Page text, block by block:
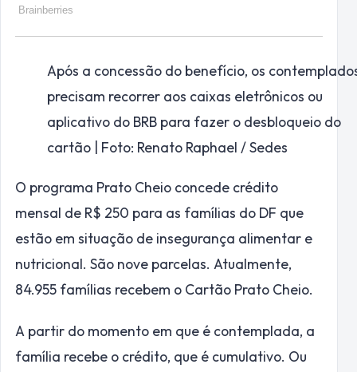
Após a concessão do benefício, os
precisam recorrer aos caixas eletrônicos ou
aplicativo do BRB para fazer o desbloqueio do
cartão | Foto: Renato Raphael / Sedes
O programa Prato Cheio concede crédito
mensal de R$ 250 para as famílias do DF que
estão em situação de insegurança alimentar e
nutricional. São nove parcelas. Atualmente,
84.955 famílias recebem o Cartão Prato Cheio.
A partir do momento em que é contemplada, a
família recebe o crédito, que é cumulativo. Ou